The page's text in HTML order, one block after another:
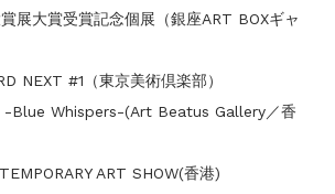
展大賞受賞記念個展（銀座ART BOXギャ
NEXT #1（東京美術倶楽部）
Whispers-(Art Beatus Gallery／香
ART SHOW(香港)